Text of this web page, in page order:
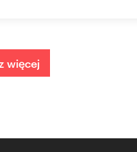
więcej